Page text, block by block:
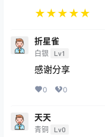
★★★★★
折星雀
白银 Lv1
感谢分享
0 0
天天
青铜 Lv0